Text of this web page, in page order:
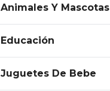
Animales Y Mascotas
Educación
Juguetes De Bebe